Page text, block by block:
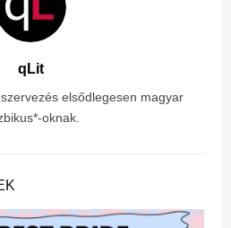
qLit
elsődlegesen magyar
oknak.